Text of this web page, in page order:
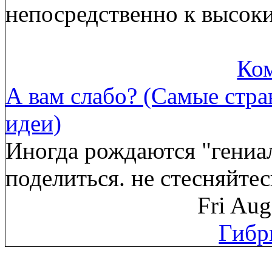
непосредственно к
А вам слабо? (Самые
идеи)
Иногда рождаются
поделиться. не
Fri